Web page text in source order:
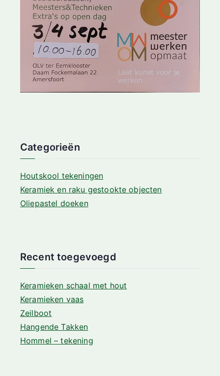
Categorieën
Houtskool tekeningen
Keramiek en raku gestookte objecten
Oliepastel doeken
Recent toegevoegd
Keramieken schaal met hout
Keramieken vaas
Zeilboot
Hangende Takken
Hommel – tekening